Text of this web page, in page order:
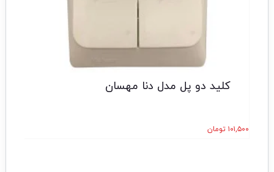
کلید دو پل مدل دنا مهسان
۱۰۱,۵۰۰ تومان